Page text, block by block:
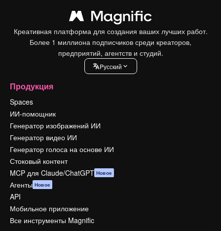
Креативная платформа для создания ваших лучших работ.
Более 1 миллиона подписчиков среди креаторов,
предприятий, агентств и студий.
Pусский
Продукция
Spaces
ИИ-помощник
Генератор изображений ИИ
Генератор видео ИИ
Генератор голоса на основе ИИ
Стоковый контент
MCP для Claude/ChatGPT Новое
Агенты Новое
API
Мобильное приложение
Все инструменты Magnific